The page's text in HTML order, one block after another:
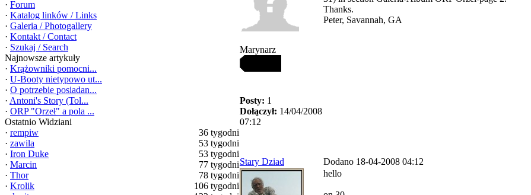
· Forum
· Katalog linków / Links
· Galeria / Photogallery
· Kontakt / Contact
· Szukaj / Search
Najnowsze artykuły
· Krążowniki pomocni...
· U-Booty nietypowo ut...
· O potrzebie posiadan...
· Antoni's Story (Tol...
· ORP "Orzeł" a pola ...
Ostatnio Widziani
· rempiw
36 tygodni
· zawila
53 tygodni
· Iron Duke
53 tygodni
· Marcin
77 tygodni
· Thor
78 tygodni
· Krolik
106 tygodni
Marynarz
Posty: 1
Dołączył: 14/04/2008
07:12
Thanks.
Peter, Savannah, GA
Stary Dziad Dodano 18-04-2008 04:12
hello